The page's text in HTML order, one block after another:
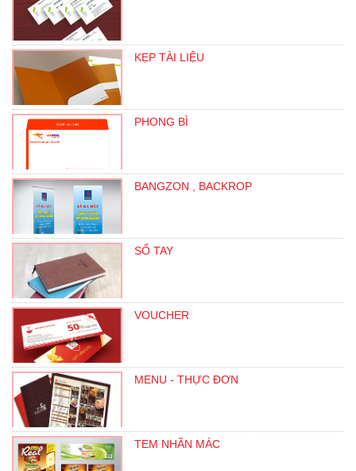
KẸP TÀI LIỆU
PHONG BÌ
BANGZON , BACKROP
SỔ TAY
VOUCHER
MENU - THỰC ĐƠN
TEM NHÃN MÁC